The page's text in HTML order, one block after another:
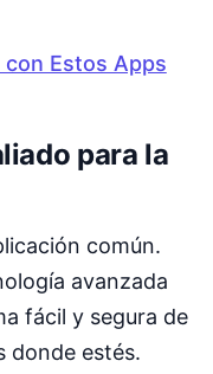
con Estos Apps
para la
común.
avanzada
fácil y segura de
donde estés.